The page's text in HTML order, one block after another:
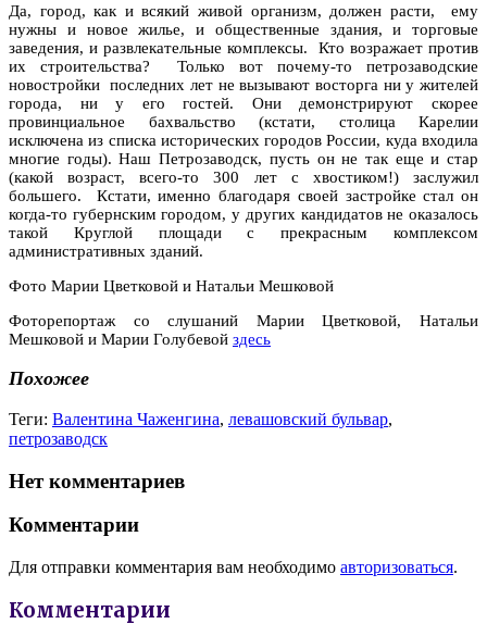
Да, город, как и всякий живой организм, должен расти, ему
нужны и новое жилье, и общественные здания, и торговые
заведения, и развлекательные комплексы. Кто возражает против
их строительства? Только вот почему-то петрозаводские
новостройки последних лет не вызывают восторга ни у жителей
города, ни у его гостей. Они демонстрируют скорее
провинциальное бахвальство (кстати, столица Карелии
исключена из списка исторических городов России, куда входила
многие годы). Наш Петрозаводск, пусть он не так еще и стар
(какой возраст, всего-то 300 лет с хвостиком!) заслужил
большего. Кстати, именно благодаря своей застройке стал он
когда-то губернским городом, у других кандидатов не оказалось
такой Круглой площади с прекрасным комплексом
административных зданий.
Фото Марии Цветковой и Натальи Мешковой
Фоторепортаж со слушаний Марии Цветковой, Натальи
Мешковой и Марии Голубевой здесь
Похожее
Теги: Валентина Чаженгина, левашовский бульвар,
петрозаводск
Нет комментариев
Комментарии
Для отправки комментария вам необходимо авторизоваться.
Комментарии